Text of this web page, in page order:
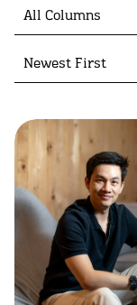
All Columns
Newest First